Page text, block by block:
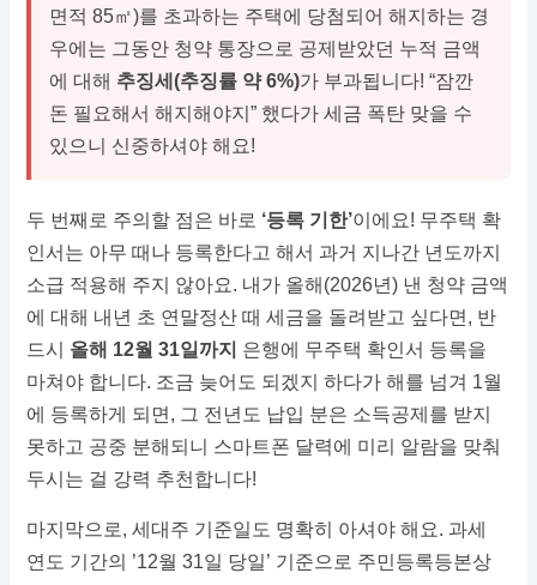
면적 85㎡)를 초과하는 주택에 당첨되어 해지하는 경
우에는 그동안 청약 통장으로 공제받았던 누적 금액
에 대해 추징세(추징률 약 6%)가 부과됩니다! “잠깐
돈 필요해서 해지해야지” 했다가 세금 폭탄 맞을 수
있으니 신중하셔야 해요!
두 번째로 주의할 점은 바로 ‘등록 기한’이에요! 무주택 확
인서는 아무 때나 등록한다고 해서 과거 지나간 년도까지
소급 적용해 주지 않아요. 내가 올해(2026년) 낸 청약 금액
에 대해 내년 초 연말정산 때 세금을 돌려받고 싶다면, 반
드시 올해 12월 31일까지 은행에 무주택 확인서 등록을
마쳐야 합니다. 조금 늦어도 되겠지 하다가 해를 넘겨 1월
에 등록하게 되면, 그 전년도 납입 분은 소득공제를 받지
못하고 공중 분해되니 스마트폰 달력에 미리 알람을 맞춰
두시는 걸 강력 추천합니다!
마지막으로, 세대주 기준일도 명확히 아셔야 해요. 과세
연도 기간의 ’12월 31일 당일’ 기준으로 주민등록등본상